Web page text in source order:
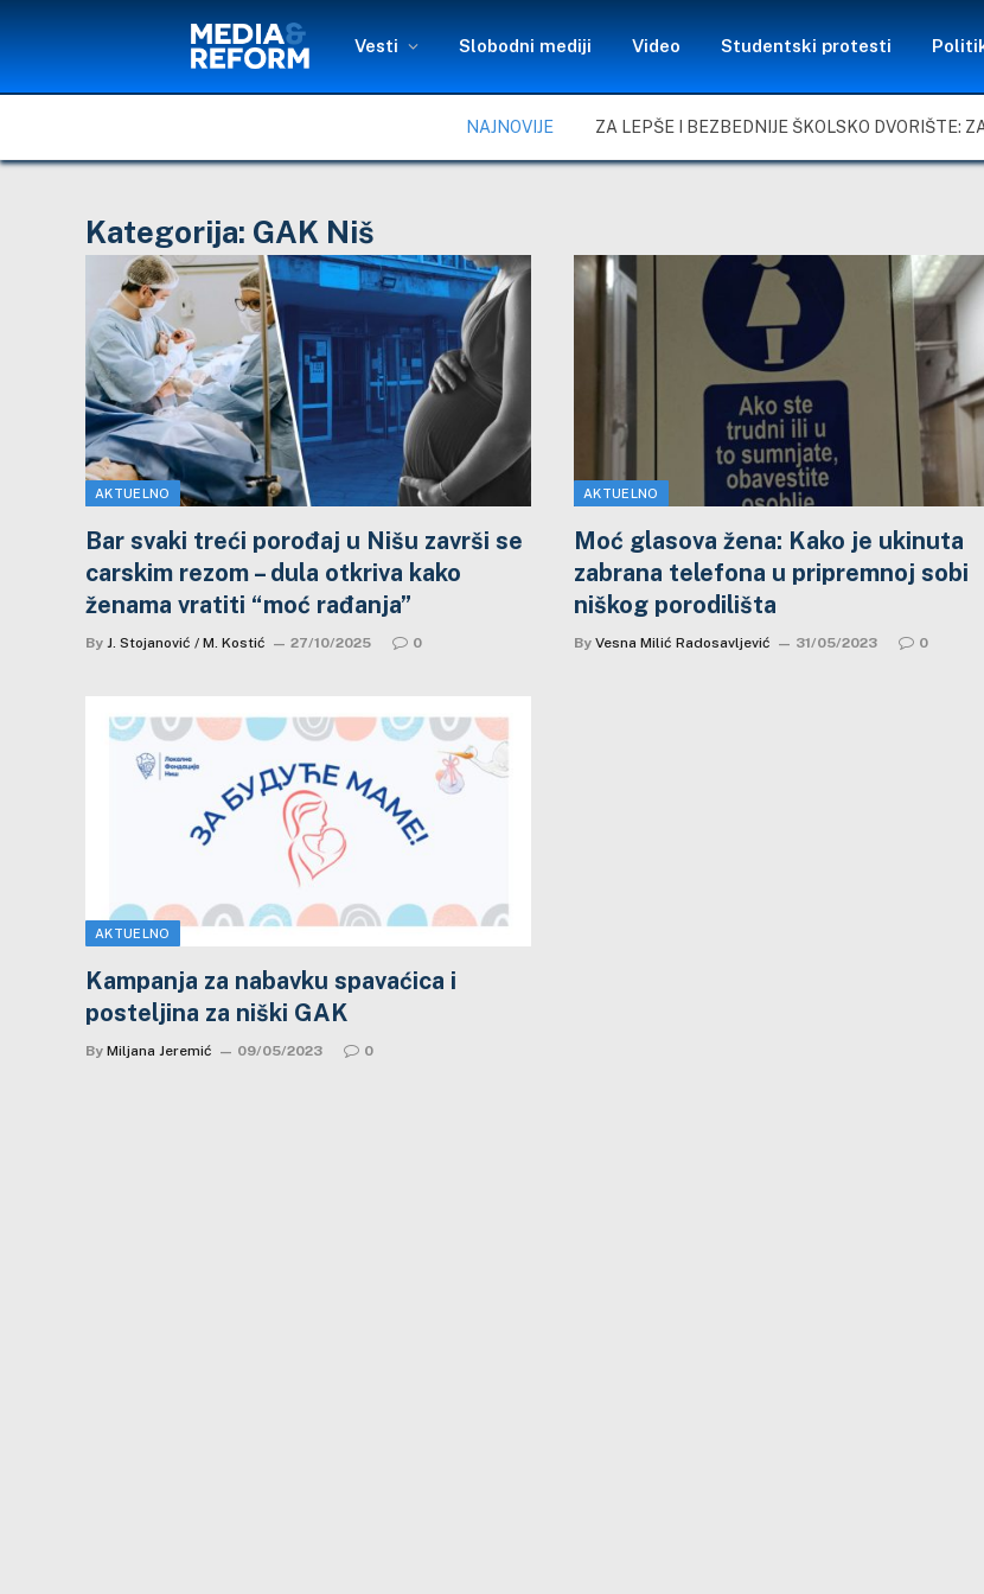
Vesti Slobodni mediji Video Studentski protesti
NAJNOVIJE
Kategorija: GAK Niš
AKTUELNO
Bar svaki treći porođaj u Nišu završi se
carskim rezom – dula otkriva kako
ženama vratiti “moć rađanja”
By J. Stojanović / M. Kostić 27/10/2025 0
AKTUELNO
Moć glasova žena: Kako je ukinuta
zabrana telefona u pripremnoj sobi
niškog porodilišta
By Vesna Milić Radosavljević 31/05/2023 0
AKTUELNO
Kampanja za nabavku spavaćica i
posteljina za niški GAK
By Miljana Jeremić 09/05/2023 0